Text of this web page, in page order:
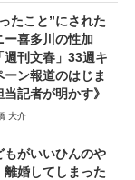
たこと”にされた
ー喜多川の性加
週刊文春」33週キ
ーン報道のはじま
当記者が明かす》
大介
もがいいひんのや
離婚してしまった